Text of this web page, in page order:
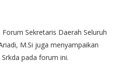
Sekretaris Daerah Seluruh
M.Si juga menyampaikan
pada forum ini.